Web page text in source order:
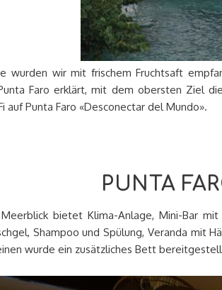
wurden wir mit frischem Fruchtsaft
Faro erklärt, mit dem obersten Ziel
auf Punta Faro «Desconectar del Mundo».
PUNTA
bietet Klima-Anlage, Mini-Bar
Shampoo und Spülung, Veranda mit
wurde ein zusätzliches Bett